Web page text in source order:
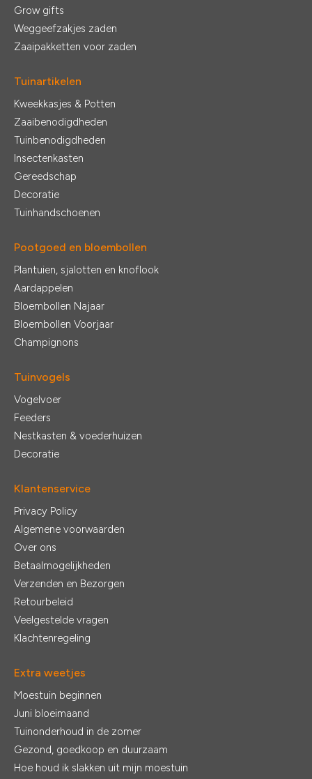
Grow gifts
Weggeefzakjes zaden
Zaaipakketten voor zaden
Tuinartikelen
Kweekkasjes & Potten
Zaaibenodigdheden
Tuinbenodigdheden
Insectenkasten
Gereedschap
Decoratie
Tuinhandschoenen
Pootgoed en bloembollen
Plantuien, sjalotten en knoflook
Aardappelen
Bloembollen Najaar
Bloembollen Voorjaar
Champignons
Tuinvogels
Vogelvoer
Feeders
Nestkasten & voederhuizen
Decoratie
Klantenservice
Privacy Policy
Algemene voorwaarden
Over ons
Betaalmogelijkheden
Verzenden en Bezorgen
Retourbeleid
Veelgestelde vragen
Klachtenregeling
Extra weetjes
Moestuin beginnen
Juni bloeimaand
Tuinonderhoud in de zomer
Gezond, goedkoop en duurzaam
Hoe houd ik slakken uit mijn moestuin